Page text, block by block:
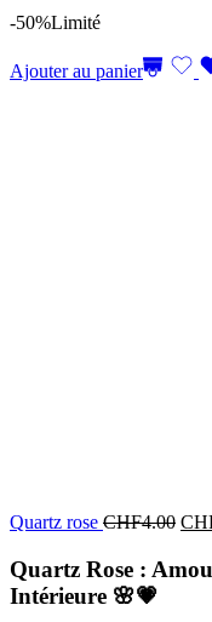
-50%Limité
Ajouter au panier
Quartz rose CHF4.00
Quartz Rose :
Intérieure 🌸💗